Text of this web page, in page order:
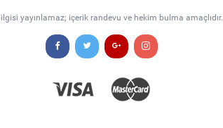
yayınlamaz; içerik randevu ve hekim bulma amaçlıdır.